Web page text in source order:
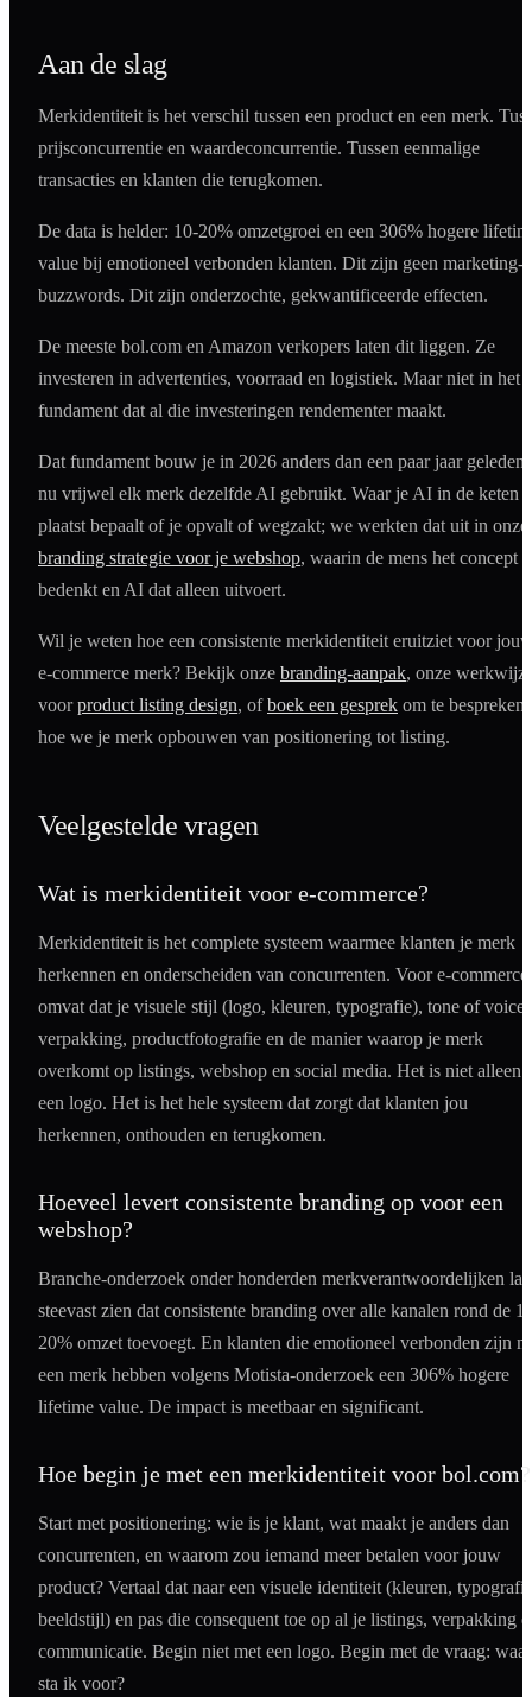
Aan de slag
Merkidentiteit is het verschil tussen een product en een merk.
prijsconcurrentie en waardeconcurrentie. Tussen eenmalige
transacties en klanten die terugkomen.
De data is helder: 10-20% omzetgroei en een 306% hogere
value bij emotioneel verbonden klanten. Dit zijn geen marketing-
buzzwords. Dit zijn onderzochte, gekwantificeerde effecten.
De meeste bol.com en Amazon verkopers laten dit liggen. Ze
investeren in advertenties, voorraad en logistiek. Maar niet in het
fundament dat al die investeringen rendementer maakt.
Dat fundament bouw je in 2026 anders dan een paar jaar geleden,
nu vrijwel elk merk dezelfde AI gebruikt. Waar je AI in de keten
plaatst bepaalt of je opvalt of wegzakt; we werkten dat uit in onze
branding strategie voor je webshop, waarin de mens het concept
bedenkt en AI dat alleen uitvoert.
Wil je weten hoe een consistente merkidentiteit eruitziet voor
e-commerce merk? Bekijk onze branding-aanpak, onze
voorproduct listing design, ofboek een gesprek om te bespreken
hoe we je merk opbouwen van positionering tot listing.
Veelgestelde vragen
Wat is merkidentiteit voor e-commerce?
Merkidentiteit is het complete systeem waarmee klanten je merk
herkennen en onderscheiden van concurrenten. Voor e-commerce
omvat dat je visuele stijl (logo, kleuren, typografie), tone of voice,
verpakking, productfotografie en de manier waarop je merk
overkomt op listings, webshop en social media. Het is niet alleen
een logo. Het is het hele systeem dat zorgt dat klanten jou
herkennen, onthouden en terugkomen.
Hoeveel levert consistente branding op voor een
webshop?
Branche-onderzoek onder honderden merkverantwoordelijken
steevast zien dat consistente branding over alle kanalen rond de
20% omzet toevoegt. En klanten die emotioneel verbonden zijn
een merk hebben volgens Motista-onderzoek een 306% hogere
lifetime value. De impact is meetbaar en significant.
Hoe begin je met een merkidentiteit voor bol.com?
Start met positionering: wie is je klant, wat maakt je anders dan
concurrenten, en waarom zou iemand meer betalen voor jouw
product? Vertaal dat naar een visuele identiteit (kleuren,
beeldstijl) en pas die consequent toe op al je listings, verpakking
communicatie. Begin niet met een logo. Begin met de vraag: waar
sta ik voor?